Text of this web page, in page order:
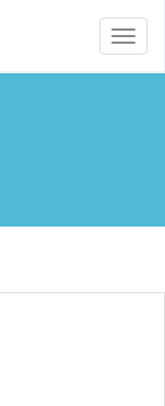
Menu